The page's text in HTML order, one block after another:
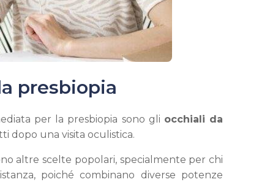
presbiopia
per la presbiopia sono gli occhiali da
dopo una visita oculistica.
altre scelte popolari, specialmente per chi
poiché combinano diverse potenze